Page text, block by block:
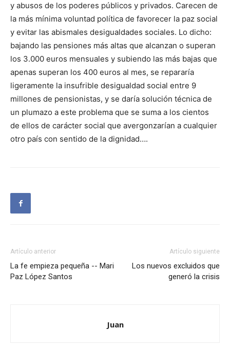
y abusos de los poderes públicos y privados. Carecen de
la más mínima voluntad política de favorecer la paz social
y evitar las abismales desigualdades sociales. Lo dicho:
bajando las pensiones más altas que alcanzan o superan
los 3.000 euros mensuales y subiendo las más bajas que
apenas superan los 400 euros al mes, se repararía
ligeramente la insufrible desigualdad social entre 9
millones de pensionistas, y se daría solución técnica de
un plumazo a este problema que se suma a los cientos
de ellos de carácter social que avergonzarían a cualquier
otro país con sentido de la dignidad….
Artículo anterior
La fe empieza pequeña -- Mari
Paz López Santos
Artículo siguiente
Los nuevos excluidos que
generó la crisis
Juan